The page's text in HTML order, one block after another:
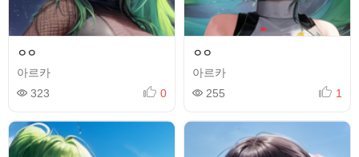
ㅇㅇ
아르카
323
0
ㅇㅇ
아르카
255
1